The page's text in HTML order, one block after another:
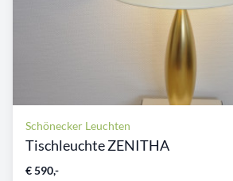
Schönecker Leuchten
Tischleuchte ZENITHA
€ 590,-